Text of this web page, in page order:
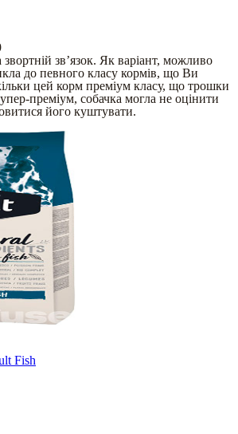
зв’язок. Як варіант, можливо
до певного класу кормів, що Ви
цей корм преміум класу, що трошки
преміум, собачка могла не оцінити
його куштувати.
Fish